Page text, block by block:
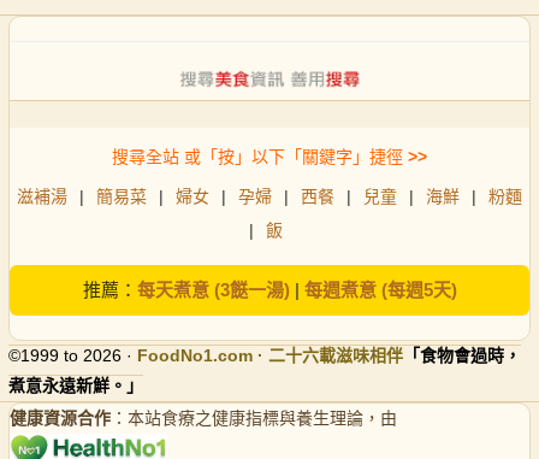
搜尋全站 或「按」以下「關鍵字」捷徑 >>
滋補湯 | 簡易菜 | 婦女 | 孕婦 | 西餐 | 兒童 | 海鮮 |
粉麵
|
飯
推薦： 每天煮意 (3餸一湯)| 每週煮意 (每週5天)
©1999 to 2026 · FoodNo1.com · 二十六載滋味相伴 「食物會過時，
煮意永遠新鮮。」
健康資源合作 ：本站食療之健康指標與養生理論，由